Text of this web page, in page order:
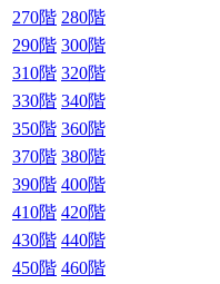
270階 280階
290階 300階
310階 320階
330階 340階
350階 360階
370階 380階
390階 400階
410階 420階
430階 440階
450階 460階